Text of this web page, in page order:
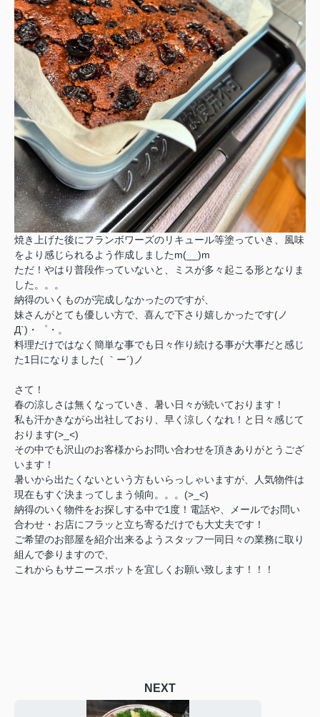
焼き上げた後にフランボワーズのリキュール等塗っていき、風味
をより感じられるよう作成しましたm(__)m
ただ！やはり普段作っていないと、ミスが多々起こる形となりま
した。。。
納得のいくものが完成しなかったのですが、
妹さんがとても優しい方で、喜んで下さり嬉しかったです(ノ
Д`)・゜・。
料理だけではなく簡単な事でも日々作り続ける事が大事だと感じ
た1日になりました( ｀ー´)ノ
さて！
春の涼しさは無くなっていき、暑い日々が続いております！
私も汗かきながら出社しており、早く涼しくなれ！と日々感じて
おります(>_<)
その中でも沢山のお客様からお問い合わせを頂きありがとうござ
います！
暑いから出たくないという方もいらっしゃいますが、人気物件は
現在もすぐ決まってしまう傾向。。。(>_<)
納得のいく物件をお探しする中で1度！電話や、メールでお問い
合わせ・お店にフラッと立ち寄るだけでも大丈夫です！
ご希望のお部屋を紹介出来るようスタッフ一同日々の業務に取り
組んで参りますので、
これからもサニースポットを宜しくお願い致します！！！
NEXT